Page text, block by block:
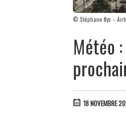
© Stéphane Nys –
Météo
18 NOVEMBRE